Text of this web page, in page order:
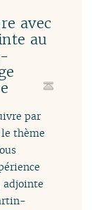
avec
au
par
thème
adjointe